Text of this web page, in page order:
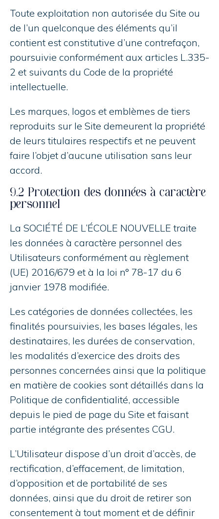
Toute exploitation non autorisée du Site ou
de l’un quelconque des éléments qu’il
contient est constitutive d’une contrefaçon,
poursuivie conformément aux articles L.335-
2 et suivants du Code de la propriété
intellectuelle.
Les marques, logos et emblèmes de tiers
reproduits sur le Site demeurent la propriété
de leurs titulaires respectifs et ne peuvent
faire l’objet d’aucune utilisation sans leur
accord.
9.2 Protection des données à caractère
personnel
La SOCIÉTÉ DE L’ÉCOLE NOUVELLE traite
les données à caractère personnel des
Utilisateurs conformément au règlement
(UE) 2016/679 et à la loi n° 78-17 du 6
janvier 1978 modifiée.
Les catégories de données collectées, les
finalités poursuivies, les bases légales, les
destinataires, les durées de conservation,
les modalités d’exercice des droits des
personnes concernées ainsi que la politique
en matière de cookies sont détaillés dans la
Politique de confidentialité, accessible
depuis le pied de page du Site et faisant
partie intégrante des présentes CGU.
L’Utilisateur dispose d’un droit d’accès, de
rectification, d’effacement, de limitation,
d’opposition et de portabilité de ses
données, ainsi que du droit de retirer son
consentement à tout moment et de définir